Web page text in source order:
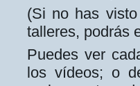
(Si no has
talleres, podrás
Puedes ver
los vídeos; o